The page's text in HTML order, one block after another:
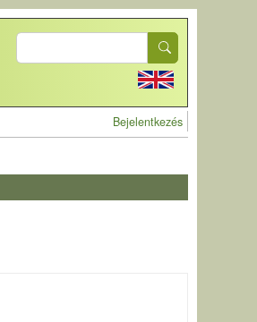
Search
User account
Bejelentkezés